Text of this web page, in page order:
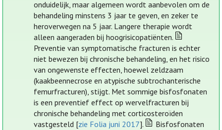
onduidelijk, maar algemeen wordt aanbevolen om de
behandeling minstens 3 jaar te geven, en zeker te
heroverwegen na 5 jaar. Langere therapie wordt
alleen aangeraden bij hoogrisicopatiënten.
Preventie van symptomatische fracturen is echter
niet bewezen bij chronische behandeling, en het risico
van ongewenste effecten, hoewel zeldzaam
(kaakbeennecrose en atypische subtrochanterische
femurfracturen), stijgt. Met sommige bisfosfonaten
is een preventief effect op wervelfracturen bij
chronische behandeling met corticosteroïden
vastgesteld [zie Folia juni 2017].
Bisfosfonaten